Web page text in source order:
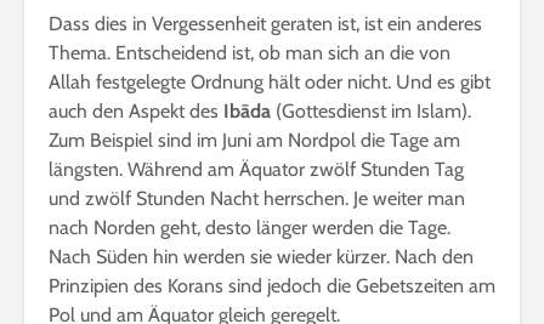
Dass dies in Vergessenheit geraten ist, ist ein anderes
Thema. Entscheidend ist, ob man sich an die von
Allah festgelegte Ordnung hält oder nicht. Und es gibt
auch den Aspekt des Ibāda (Gottesdienst im Islam).
Zum Beispiel sind im Juni am Nordpol die Tage am
längsten. Während am Äquator zwölf Stunden Tag
und zwölf Stunden Nacht herrschen. Je weiter man
nach Norden geht, desto länger werden die Tage.
Nach Süden hin werden sie wieder kürzer. Nach den
Prinzipien des Korans sind jedoch die Gebetszeiten am
Pol und am Äquator gleich geregelt.